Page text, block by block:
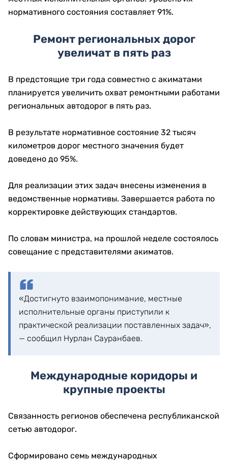
нормативного состояния составляет 91%.
Ремонт региональных дорог
увеличат в пять раз
В предстоящие три года совместно с акиматами
планируется увеличить охват ремонтными работами
региональных автодорог в пять раз.
В результате нормативное состояние 32 тысяч
километров дорог местного значения будет
доведено до 95%.
Для реализации этих задач внесены изменения в
ведомственные нормативы. Завершается работа по
корректировке действующих стандартов.
По словам министра, на прошлой неделе состоялось
совещание с представителями акиматов.
«Достигнуто взаимопонимание, местные
исполнительные органы приступили к
практической реализации поставленных задач»,
— сообщил Нурлан Сауранбаев.
Международные коридоры и
крупные проекты
Связанность регионов обеспечена республиканской
сетью автодорог.
Сформировано семь международных